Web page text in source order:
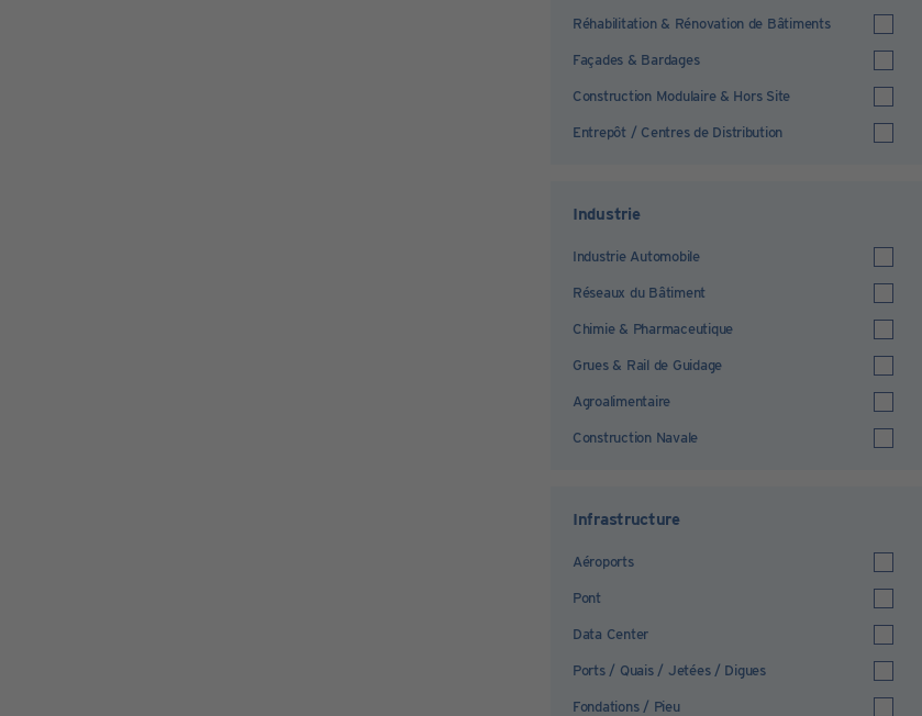
Réhabilitation & Rénovation de Bâtiments
Façades & Bardages
Construction Modulaire & Hors Site
Entrepôt / Centres de Distribution
Industrie
Industrie Automobile
Réseaux du Bâtiment
Chimie & Pharmaceutique
Grues & Rail de Guidage
Agroalimentaire
Construction Navale
Infrastructure
Aéroports
Pont
Data Center
Ports / Quais / Jetées / Digues
Fondations / Pieu